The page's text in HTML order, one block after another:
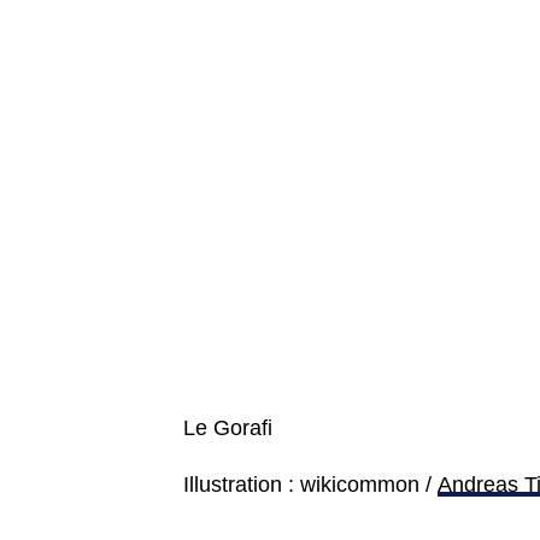
Le Gorafi
Illustration : wikicommon / Andreas